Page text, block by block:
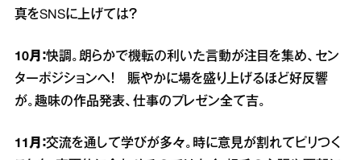
真をSNSに上げては？
10月：快調。朗らかで機転の利いた言動が注目を集め、セン
ターポジションへ！ 賑やかに場を盛り上げるほど好反響
が。趣味の作品発表、仕事のプレゼン全て吉。
11月：交流を通して学びが多々。時に意見が割れてピリつく